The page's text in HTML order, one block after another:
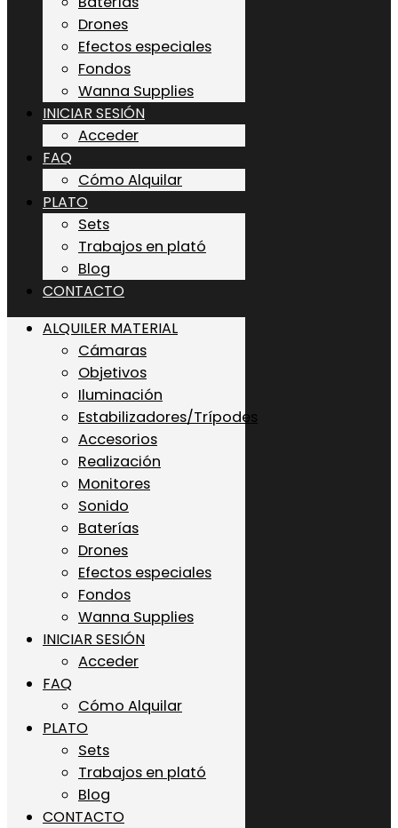
Drones
Efectos especiales
Fondos
Wanna Supplies
INICIAR SESIÓN
Acceder
FAQ
Cómo Alquilar
PLATO
Sets
Trabajos en plató
Blog
CONTACTO
ALQUILER MATERIAL
Cámaras
Objetivos
Iluminación
Estabilizadores/Trípodes
Accesorios
Realización
Monitores
Sonido
Baterías
Drones
Efectos especiales
Fondos
Wanna Supplies
INICIAR SESIÓN
Acceder
FAQ
Cómo Alquilar
PLATO
Sets
Trabajos en plató
Blog
CONTACTO